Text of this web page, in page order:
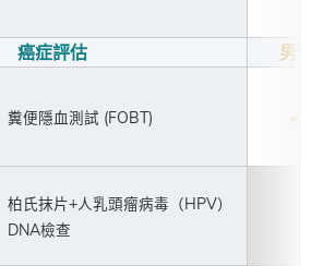
癌症評估 男性
糞便隱血測試 (FOBT) ✔
柏氏抹片+人乳頭瘤病毒（HPV）
DNA檢查